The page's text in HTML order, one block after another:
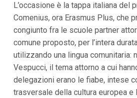
i
n
i
p
l
i
V
a
i
L’occasione è la tappa italiana del
Comenius, ora Erasmus Plus, che
congiunto fra le scuole partner
comune proposto, per l’intera
utilizzando una lingua comunitaria:
Vespucci, il tema attorno a cui
delegazioni erano le fiabe, intese
trasversale della cultura europea e